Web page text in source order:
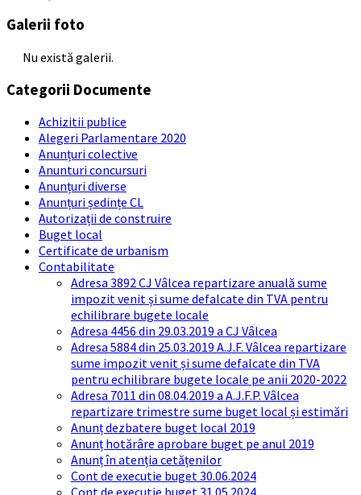
Galerii foto
Nu există galerii.
Categorii Documente
Achizitii publice
Alegeri Parlamentare 2020
Anunțuri colective
Anunturi concursuri
Anunțuri diverse
Anunțuri ședințe CL
Autorizații de construire
Buget local
Certificate de urbanism
Contabilitate
Adresa 3892 CJ Vâlcea repartizare anuală sume
impozit venit și sume defalcate din TVA pentru
echilibrare bugete locale
Adresa 4456 din 29.03.2019 a CJ Vâlcea
Adresa 5884 din 25.03.2019 A.J.F. Vâlcea repartizare
sume impozit venit și sume defalcate din TVA
pentru echilibrare bugete locale pe anii 2020-2022
Adresa 7011 din 08.04.2019 a A.J.F.P. Vâlcea
repartizare trimestre sume buget local și estimări
Anunț dezbatere buget local 2019
Anunț hotărâre aprobare buget pe anul 2019
Anunț în atenția cetățenilor
Cont de executie buget 30.06.2024